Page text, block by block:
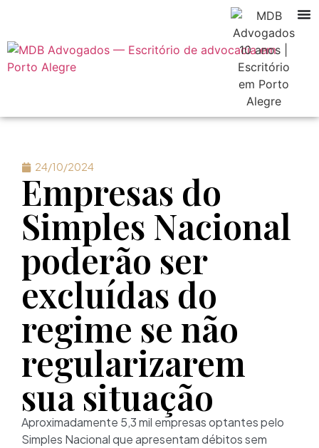
24/10/2024
Empresas do
Simples Nacional
poderão ser
excluídas do
regime se não
regularizarem
sua situação
Aproximadamente 5,3 mil empresas optantes pelo
Simples Nacional que apresentam débitos sem